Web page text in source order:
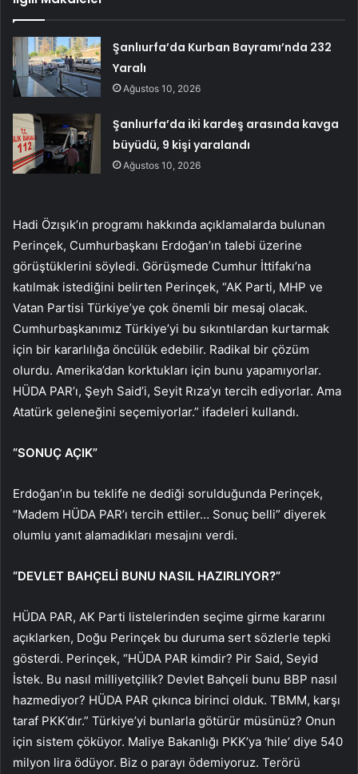
Şanlıurfa’da Kurban Bayramı’nda 232
Yaralı
Ağustos 10, 2026
Şanlıurfa’da iki kardeş arasında kavga
büyüdü, 9 kişi yaralandı
Ağustos 10, 2026
Hadi Özışık’ın programı hakkında açıklamalarda bulunan
Perinçek, Cumhurbaşkanı Erdoğan’ın talebi üzerine
görüştüklerini söyledi. Görüşmede Cumhur İttifakı’na
katılmak istediğini belirten Perinçek, “AK Parti, MHP ve
Vatan Partisi Türkiye’ye çok önemli bir mesaj olacak.
Cumhurbaşkanımız Türkiye’yi bu sıkıntılardan kurtarmak
için bir kararlılığa öncülük edebilir. Radikal bir çözüm
olurdu. Amerika’dan korktukları için bunu yapamıyorlar.
HÜDA PAR’ı, Şeyh Said’i, Seyit Rıza’yı tercih ediyorlar. Ama
Atatürk geleneğini seçemiyorlar.” ifadeleri kullandı.
“SONUÇ AÇIK”
Erdoğan’ın bu teklife ne dediği sorulduğunda Perinçek,
“Madem HÜDA PAR’ı tercih ettiler… Sonuç belli” diyerek
olumlu yanıt alamadıkları mesajını verdi.
“DEVLET BAHÇELİ BUNU NASIL HAZIRLIYOR?”
HÜDA PAR, AK Parti listelerinden seçime girme kararını
açıklarken, Doğu Perinçek bu duruma sert sözlerle tepki
gösterdi. Perinçek, “HÜDA PAR kimdir? Pir Said, Seyid
İstek. Bu nasıl milliyetçilik? Devlet Bahçeli bunu BBP nasıl
hazmediyor? HÜDA PAR çıkınca birinci olduk. TBMM, karşı
taraf PKK’dır.” Türkiye’yi bunlarla götürür müsünüz? Onun
için sistem çöküyor. Maliye Bakanlığı PKK’ya ‘hile’ diye 540
milyon lira ödüyor. Biz o parayı ödemiyoruz. Terörü